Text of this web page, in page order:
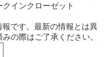
インクローゼット
報です。最新の情報とは異
の際はご了承ください。